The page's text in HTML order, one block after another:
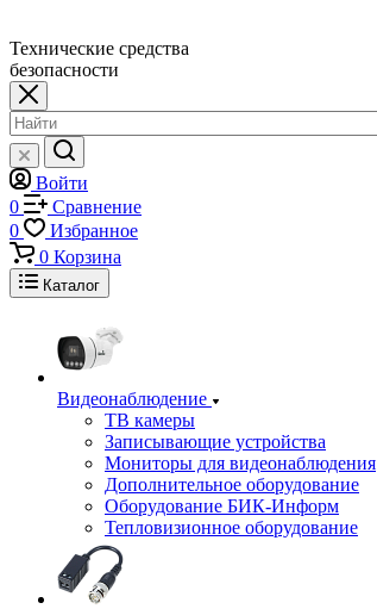
Технические средства
безопасности
Войти
0
Сравнение
0
Избранное
0 Корзина
Каталог
Видеонаблюдение
ТВ камеры
Записывающие устройства
Мониторы для видеонаблюдения
Дополнительное оборудование
Оборудование БИК-Информ
Тепловизионное оборудование